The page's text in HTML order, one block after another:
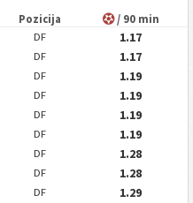
Pozicija / 90 min
DF
1.17
DF
1.17
DF
1.19
DF
1.19
DF
1.19
DF
1.19
DF
1.28
DF
1.28
DF
1.29